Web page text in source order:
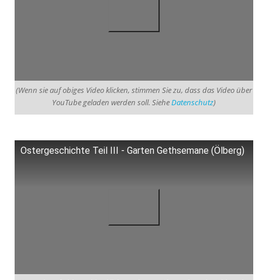
(Wenn sie auf obiges Video klicken, stimmen Sie zu, dass das Video über
YouTube geladen werden soll. SieheDatenschutz)
Ostergeschichte Teil III - Garten Gethsemane (Ölberg)